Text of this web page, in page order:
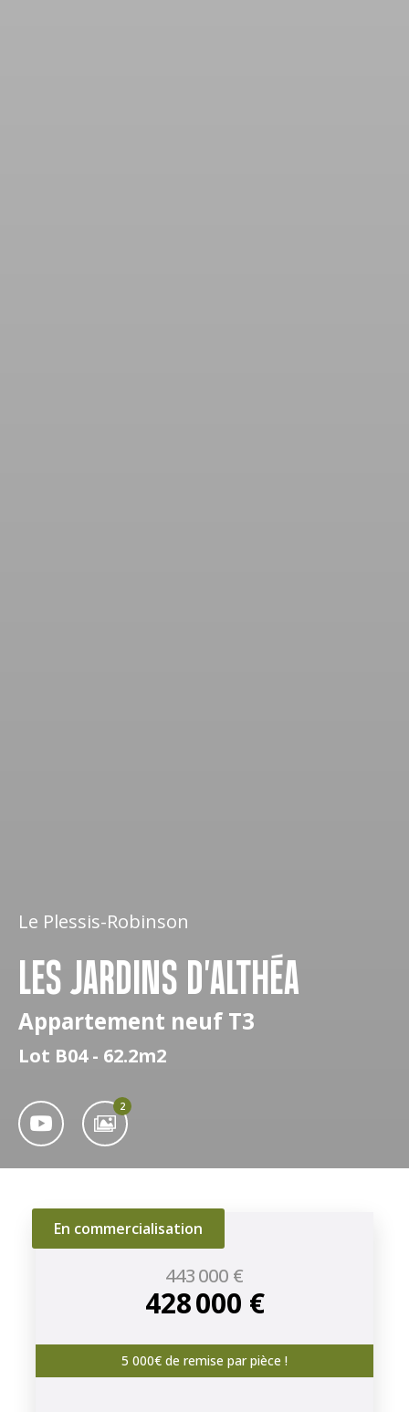
Le Plessis-Robinson
LES JARDINS D'ALTHÉA
Appartement neuf T3
Lot B04 - 62.2m2
2
En commercialisation
443 000 €
428 000 €
5 000€ de remise par pièce !